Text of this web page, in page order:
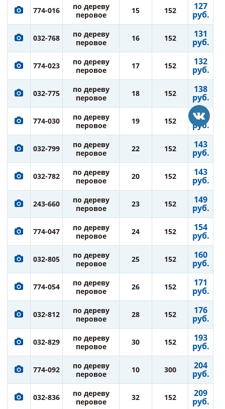
774-016
по дереву
перовое
15 152 127
руб.
032-768
по дереву
перовое
16 152 131
руб.
774-023
по дереву
перовое
17 152 132
руб.
032-775
по дереву
перовое
18 152 138
руб.
774-030
по дереву
перовое
19 152 138
руб.
032-799
по дереву
перовое
22 152 143
руб.
032-782
по дереву
перовое
20 152 143
руб.
243-660
по дереву
перовое
23 152 149
руб.
774-047
по дереву
перовое
24 152 154
руб.
032-805
по дереву
перовое
25 152 160
руб.
774-054
по дереву
перовое
26 152 171
руб.
032-812
по дереву
перовое
28 152 176
руб.
032-829
по дереву
перовое
30 152 193
руб.
774-092
по дереву
перовое
10 300 204
руб.
032-836
по дереву
перовое
32 152 209
руб.